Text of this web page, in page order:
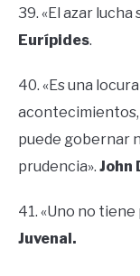
39. «El azar
Eurípides.
40. «Es una
acontecimientos,
puede gobernar
prudencia». John
41. «Uno no
Juvenal.